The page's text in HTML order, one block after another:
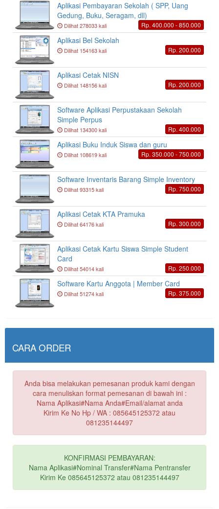
Aplikasi Pembayaran Sekolah ( SPP, Uang
Gedung, Buku, Seragam, dll)
Dilihat 278033 kali Rp. 400.000 - 850.000
Aplikasi Bel Sekolah
Dilihat 154163 kali Rp. 200.000
Aplikasi Cetak NISN
Dilihat 148156 kali Rp. 200.000
Software Aplikasi Perpustakaan Sekolah
Simple Perpus
Dilihat 134300 kali Rp. 400.000
Aplikasi Buku Induk Siswa dan guru
Dilihat 108619 kali Rp. 350.000 - 750.000
Software Inventaris Barang Simple Inventory
Dilihat 93315 kali Rp. 750.000
Aplikasi Cetak KTA Pramuka
Dilihat 64176 kali Rp. 300.000
Aplikasi Cetak Kartu Siswa Simple Student
Card
Dilihat 54014 kali Rp. 250.000
Software Kartu Anggota | Member Card
Dilihat 51274 kali Rp. 375.000
CARA ORDER
Anda bisa melakukan pemesanan produk kami dengan
cara menuliskan format pemesanan di bawah ini :
Nama Aplikasi#Nama Anda#Email/alamat anda
Kirim Ke No Hp / WA : 085645125372 atau
081235144497
KONFIRMASI PEMBAYARAN:
Nama Aplikasi#Nominal Transfer#Nama Pentransfer
Kirim Ke 085645125372 atau 081235144497